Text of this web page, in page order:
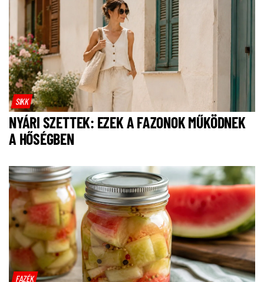
SIKK
NYÁRI SZETTEK: EZEK A FAZONOK MŰKÖDNEK
A HŐSÉGBEN
FAZÉK